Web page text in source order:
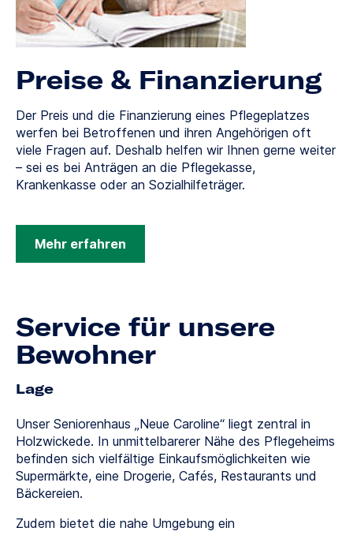
Preise & Finanzierung
Der Preis und die Finanzierung eines Pflegeplatzes
werfen bei Betroffenen und ihren Angehörigen oft
viele Fragen auf. Deshalb helfen wir Ihnen gerne weiter
– sei es bei Anträgen an die Pflegekasse,
Krankenkasse oder an Sozialhilfeträger.
Mehr erfahren
Service für unsere
Bewohner
Lage
Unser Seniorenhaus „Neue Caroline“ liegt zentral in
Holzwickede. In unmittelbarerer Nähe des Pflegeheims
befinden sich vielfältige Einkaufsmöglichkeiten wie
Supermärkte, eine Drogerie, Cafés, Restaurants und
Bäckereien.
Zudem bietet die nahe Umgebung ein